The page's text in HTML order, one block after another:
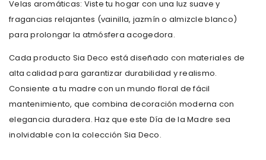
Velas aromáticas: Viste tu hogar con una luz suave y
fragancias relajantes (vainilla, jazmín o almizcle blanco)
para prolongar la atmósfera acogedora.
Cada producto Sia Deco está diseñado con materiales de
alta calidad para garantizar durabilidad y realismo.
Consiente a tu madre con un mundo floral de fácil
mantenimiento, que combina decoración moderna con
elegancia duradera. Haz que este Día de la Madre sea
inolvidable con la colección Sia Deco.